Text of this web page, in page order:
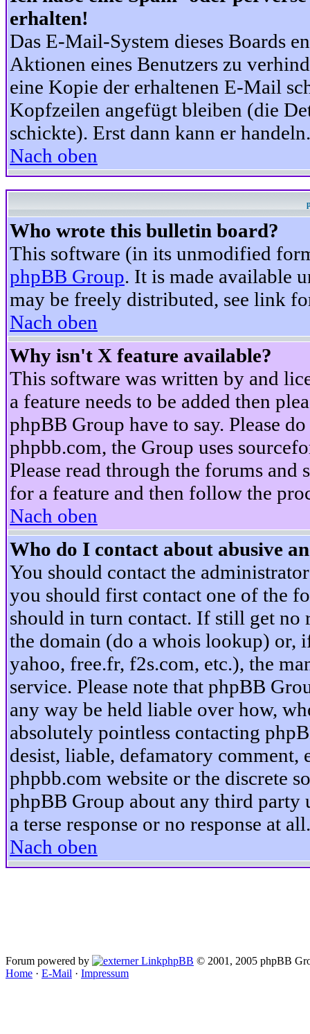
erhalten!
Das E-Mail-System dieses Boards
Aktionen eines Benutzers zu
eine Kopie der erhaltenen E-Mail
Kopfzeilen angefügt bleiben (die
schickte). Erst dann kann er handeln.
Nach oben
Who wrote this bulletin board?
This software (in its unmodified
phpBB Group. It is made available
may be freely distributed, see link
Nach oben
Why isn't X feature available?
This software was written by and
a feature needs to be added then
phpBB Group have to say. Please
phpbb.com, the Group uses
Please read through the forums
for a feature and then follow the
Nach oben
Who do I contact about abusive
You should contact the
you should first contact one of the
should in turn contact. If still get no
the domain (do a whois lookup) or,
yahoo, free.fr, f2s.com, etc.), the
service. Please note that phpBB
any way be held liable over how,
absolutely pointless contacting
desist, liable, defamatory
phpbb.com website or the discrete
phpBB Group about any third party
a terse response or no response at all.
Nach oben
Forum powered by phpBB © 2001, 2005 phpBB
Home · E-Mail · Impressum